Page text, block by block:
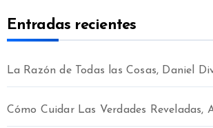
Entradas recientes
La Razón de Todas las Cosas, Daniel
Cómo Cuidar Las Verdades Reveladas,